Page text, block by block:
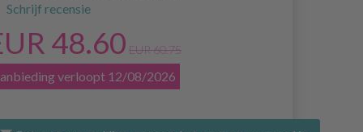
Schrijf recensie
48.60 EUR 60.75
verloopt 12/08/2026